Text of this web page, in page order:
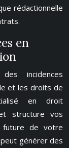
rédactionnelle
en
incidences
et les droits de
en droit
structure vos
future de votre
générer des